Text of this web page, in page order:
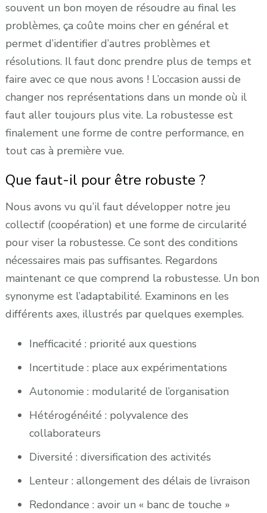
souvent un bon moyen de résoudre au final les
problèmes, ça coûte moins cher en général et
permet d’identifier d’autres problèmes et
résolutions. Il faut donc prendre plus de temps et
faire avec ce que nous avons ! L’occasion aussi de
changer nos représentations dans un monde où il
faut aller toujours plus vite. La robustesse est
finalement une forme de contre performance, en
tout cas à première vue.
Que faut-il pour être robuste ?
Nous avons vu qu’il faut développer notre jeu
collectif (coopération) et une forme de circularité
pour viser la robustesse. Ce sont des conditions
nécessaires mais pas suffisantes. Regardons
maintenant ce que comprend la robustesse. Un bon
synonyme est l’adaptabilité. Examinons en les
différents axes, illustrés par quelques exemples.
Inefficacité : priorité aux questions
Incertitude : place aux expérimentations
Autonomie : modularité de l’organisation
Hétérogénéité : polyvalence des
collaborateurs
Diversité : diversification des activités
Lenteur : allongement des délais de livraison
Redondance : avoir un « banc de touche »